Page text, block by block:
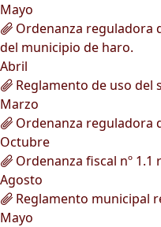
Mayo
Ordenanza reguladora
del municipio de haro.
Abril
Reglamento de uso del
Marzo
Ordenanza reguladora
Octubre
Ordenanza fiscal nº
Agosto
Reglamento municipal
Mayo